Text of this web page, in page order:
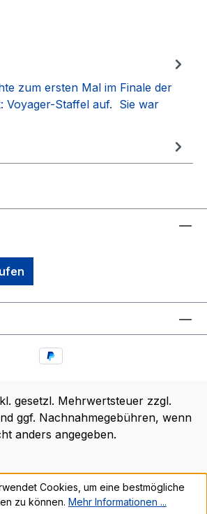
zum ersten Mal im Finale der
Voyager-Staffel auf. Sie war
gesetzl. Mehrwertsteuer zzgl.
ggf. Nachnahmegebühren, wenn
anders angegeben.
Cookies, um eine bestmögliche
zu können. Mehr Informationen ...